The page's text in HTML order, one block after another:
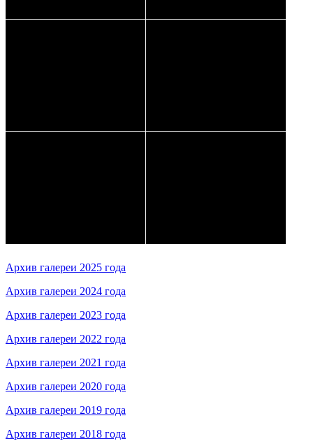
Архив галереи 2025 года
Архив галереи 2024 года
Архив галереи 2023 года
Архив галереи 2022 года
Архив галереи 2021 года
Архив галереи 2020 года
Архив галереи 2019 года
Архив галереи 2018 года